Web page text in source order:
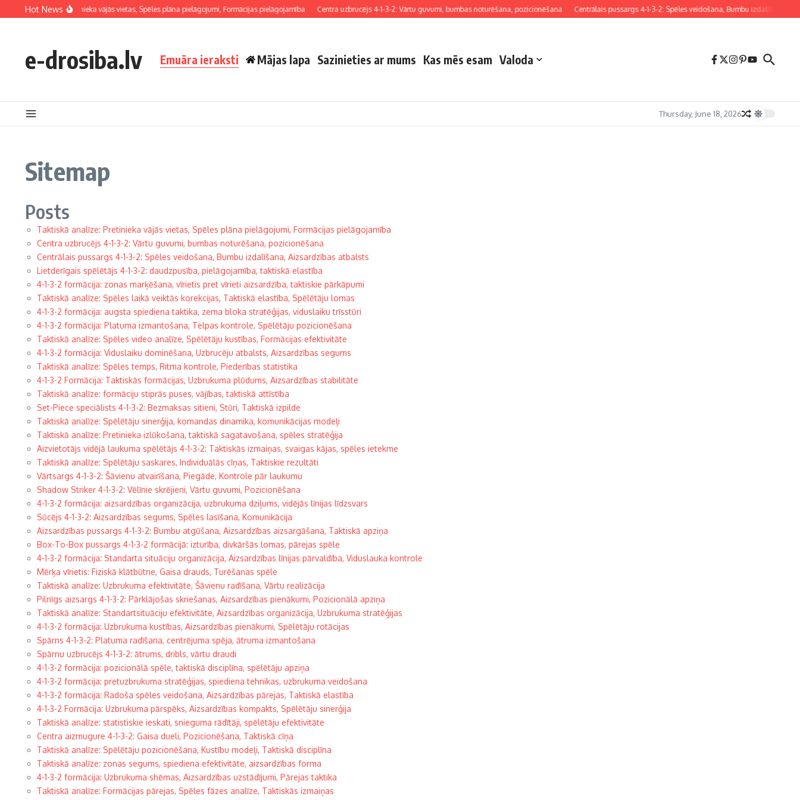
Skip to content
Hot News
Taktiskā analīze: Pretinieka vājās vietas, Spēles plāna pielāgojumi, Formācijas pielāgojamība Centra uzbrucējs 4-1-3-2: Vārtu guvumi, bumbas noturēšana, pozicionēšana Centrālais pussargs 4-1-3-2: Spēles veidošana, Bumbu izdalīšana,
e-drosiba.lv Emuāra ieraksti Mājas lapa Sazinieties ar mums Kas mēs esam Valoda
Thursday, June 18, 2026
Sitemap
Posts
Taktiskā analīze: Pretinieka vājās vietas, Spēles plāna pielāgojumi, Formācijas pielāgojamība
Centra uzbrucējs 4-1-3-2: Vārtu guvumi, bumbas noturēšana, pozicionēšana
Centrālais pussargs 4-1-3-2: Spēles veidošana, Bumbu izdalīšana, Aizsardzības atbalsts
Lietderīgais spēlētājs 4-1-3-2: daudzpusība, pielāgojamība, taktiskā elastība
4-1-3-2 formācija: zonas marķēšana, vīrietis pret vīrieti aizsardzība, taktiskie pārkāpumi
Taktiskā analīze: Spēles laikā veiktās korekcijas, Taktiskā elastība, Spēlētāju lomas
4-1-3-2 formācija: augsta spiediena taktika, zema bloka stratēģijas, viduslaiku trīsstūri
4-1-3-2 formācija: Platuma izmantošana, Telpas kontrole, Spēlētāju pozicionēšana
Taktiskā analīze: Spēles video analīze, Spēlētāju kustības, Formācijas efektivitāte
4-1-3-2 formācija: Viduslaiku dominēšana, Uzbrucēju atbalsts, Aizsardzības segums
Taktiskā analīze: Spēles temps, Ritma kontrole, Piederības statistika
4-1-3-2 Formācija: Taktiskās formācijas, Uzbrukuma plūdums, Aizsardzības stabilitāte
Taktiskā analīze: formāciju stiprās puses, vājības, taktiskā attīstība
Set-Piece speciālists 4-1-3-2: Bezmaksas sitieni, Stūri, Taktiskā izpilde
Taktiskā analīze: Spēlētāju sinerģija, komandas dinamika, komunikācijas modeļi
Taktiskā analīze: Pretinieka izlūkošana, taktiskā sagatavošana, spēles stratēģija
Aizvietotājs vidējā laukuma spēlētājs 4-1-3-2: Taktiskās izmaiņas, svaigas kājas, spēles ietekme
Taktiskā analīze: Spēlētāju saskares, Individuālās cīņas, Taktiskie rezultāti
Vārtsargs 4-1-3-2: Šāvienu atvairīšana, Piegāde, Kontrole pār laukumu
Shadow Striker 4-1-3-2: Vēlīnie skrējieni, Vārtu guvumi, Pozicionēšana
4-1-3-2 formācija: aizsardzības organizācija, uzbrukuma dziļums, vidējās līnijas līdzsvars
Sūcējs 4-1-3-2: Aizsardzības segums, Spēles lasīšana, Komunikācija
Aizsardzības pussargs 4-1-3-2: Bumbu atgūšana, Aizsardzības aizsargāšana, Taktiskā apziņa
Box-To-Box pussargs 4-1-3-2 formācijā: izturība, divkāršās lomas, pārejas spēle
4-1-3-2 formācija: Standarta situāciju organizācija, Aizsardzības līnijas pārvaldība, Viduslauka kontrole
Mērķa vīrietis: Fiziskā klātbūtne, Gaisa drauds, Turēšanas spēle
Taktiskā analīze: Uzbrukuma efektivitāte, Šāvienu radīšana, Vārtu realizācija
Pilnīgs aizsargs 4-1-3-2: Pārklājošas skriešanas, Aizsardzības pienākumi, Pozicionālā apziņa
Taktiskā analīze: Standartsituāciju efektivitāte, Aizsardzības organizācija, Uzbrukuma stratēģijas
4-1-3-2 formācija: Uzbrukuma kustības, Aizsardzības pienākumi, Spēlētāju rotācijas
Spārns 4-1-3-2: Platuma radīšana, centrējuma spēja, ātruma izmantošana
Spārnu uzbrucējs 4-1-3-2: ātrums, dribls, vārtu draudi
4-1-3-2 formācija: pozicionālā spēle, taktiskā disciplīna, spēlētāju apziņa
4-1-3-2 formācija: pretuzbrukuma stratēģijas, spiediena tehnikas, uzbrukuma veidošana
4-1-3-2 formācija: Radoša spēles veidošana, Aizsardzības pārejas, Taktiskā elastība
4-1-3-2 Formācija: Uzbrukuma pārspēks, Aizsardzības kompakts, Spēlētāju sinerģija
Taktiskā analīze: statistiskie ieskati, snieguma rādītāji, spēlētāju efektivitāte
Centra aizmugure 4-1-3-2: Gaisa dueli, Pozicionēšana, Taktiskā cīņa
Taktiskā analīze: Spēlētāju pozicionēšana, Kustību modeļi, Taktiskā disciplīna
Taktiskā analīze: zonas segums, spiediena efektivitāte, aizsardzības forma
4-1-3-2 formācija: Uzbrukuma shēmas, Aizsardzības uzstādījumi, Pārejas taktika
Taktiskā analīze: Formācijas pārejas, Spēles fāzes analīze, Taktiskās izmaiņas